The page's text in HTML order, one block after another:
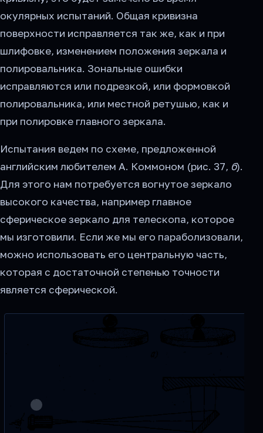
окулярных испытаний. Общая кривизна
поверхности исправляется так же, как и при
шлифовке, изменением положения зеркала и
полировальника. Зональные ошибки
исправляются или подрезкой, или формовкой
полировальника, или местной ретушью, как и
при полировке главного зеркала.
Испытания ведем по схеме, предложенной
английским любителем А. Коммоном (рис. 37, б).
Для этого нам потребуется вогнутое зеркало
высокого качества, например главное
сферическое зеркало для телескопа, которое
мы изготовили. Если же мы его параболизовали,
можно использовать его центральную часть,
которая с достаточной степенью точности
является сферической.